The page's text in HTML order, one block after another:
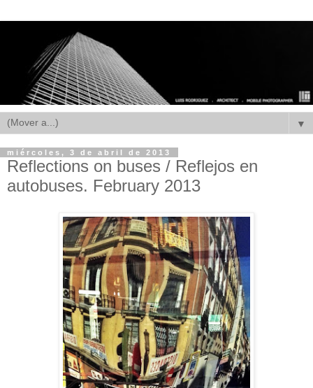
▼
miércoles, 3 de abril de 2013
Reflections on buses / Reflejos en
autobuses. February 2013